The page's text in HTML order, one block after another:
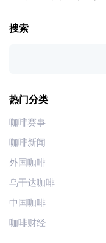
搜索
热门分类
咖啡赛事
咖啡新闻
外国咖啡
乌干达咖啡
中国咖啡
咖啡财经